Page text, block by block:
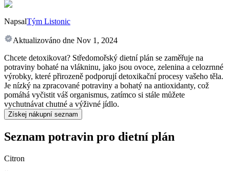
NapsalTým Listonic
Aktualizováno dne Nov 1, 2024
Chcete detoxikovat? Středomořský dietní plán se zaměřuje na
potraviny bohaté na vlákninu, jako jsou ovoce, zelenina a celozrnné
výrobky, které přirozeně podporují detoxikační procesy vašeho těla.
Je nízký na zpracované potraviny a bohatý na antioxidanty, což
pomáhá vyčistit váš organismus, zatímco si stále můžete
vychutnávat chutné a výživné jídlo.
Získej nákupní seznam
Seznam potravin pro dietní plán
Citron